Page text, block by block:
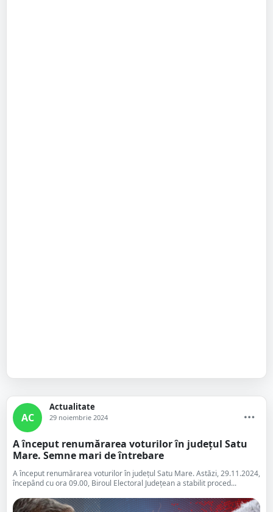
AC
Actualitate
29 noiembrie 2024
A început renumărarea voturilor în județul Satu
Mare. Semne mari de întrebare
A început renumărarea voturilor în județul Satu Mare. Astăzi, 29.11.2024,
începând cu ora 09.00, Biroul Electoral Județean a stabilit proced...